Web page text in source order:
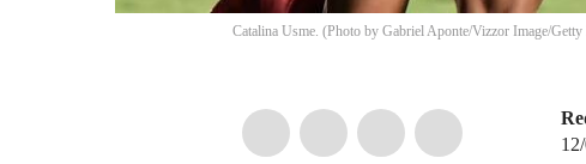
Catalina Usme. (Photo by Gabriel Aponte/Vizzor Image/Getty